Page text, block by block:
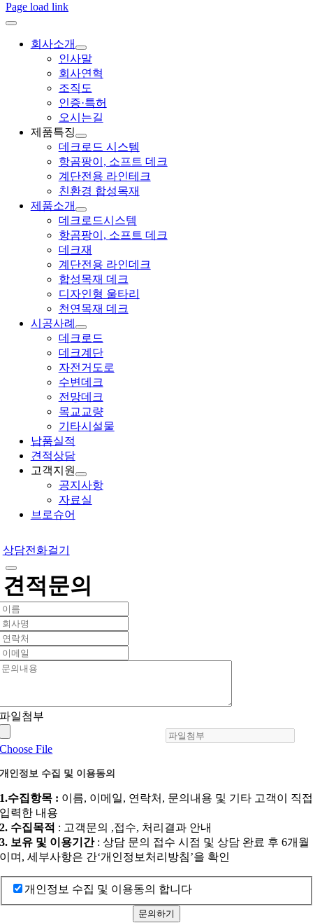
Page load link
회사소개
인사말
회사연혁
조직도
인증·특허
오시는길
제품특징
데크로드 시스템
항곰팡이, 소프트 데크
계단전용 라인테크
친환경 합성목재
제품소개
데크로드시스템
항곰팡이, 소프트 데크
데크재
계단전용 라인데크
합성목재 데크
디자인형 울타리
천연목재 데크
시공사례
데크로드
데크계단
자전거도로
수변데크
전망데크
목교교량
기타시설물
납품실적
견적상담
고객지원
공지사항
자료실
브로슈어
상담전화걸기
견적문의
파일첨부
Choose File
개인정보 수집 및 이용동의
1.수집항목 : 이름, 이메일, 연락처, 문의내용 및 기타 고객이 직접
입력한 내용
2. 수집목적 : 고객문의 ,접수, 처리결과 안내
3. 보유 및 이용기간: 상담 문의 접수 시점 및 상담 완료 후 6개월
이며, 세부사항은 간‘개인정보처리방침’을 확인
개인정보 수집 및 이용동의 합니다
문의하기